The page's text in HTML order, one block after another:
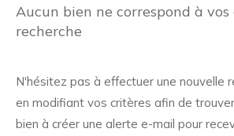
Aucun bien ne correspond à
recherche
N'hésitez pas à effectuer une nouvelle
en modifiant vos critères afin de
bien à créer une alerte e-mail pour